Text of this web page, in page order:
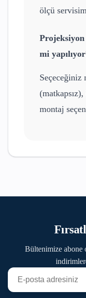
ölçü
Projeksiyon
mi
Seçeceğiniz
montaj
Bültenimize abone